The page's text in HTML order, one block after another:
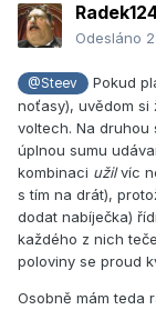
Odesláno
@Steev
Pokud
noťasy), uvědom si
voltech. Na druhou
úplnou sumu
kombinaci užilvíc
s tím na drát),
dodat nabíječka)
každého z nich
poloviny se proud
Osobně mám teda